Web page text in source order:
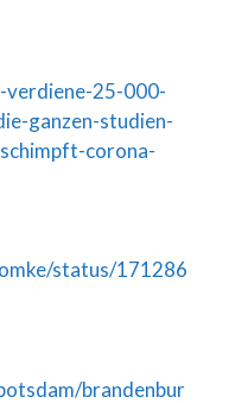
verdiene-25-000-
ganzen-studien-
corona-
status/171286
brandenbur